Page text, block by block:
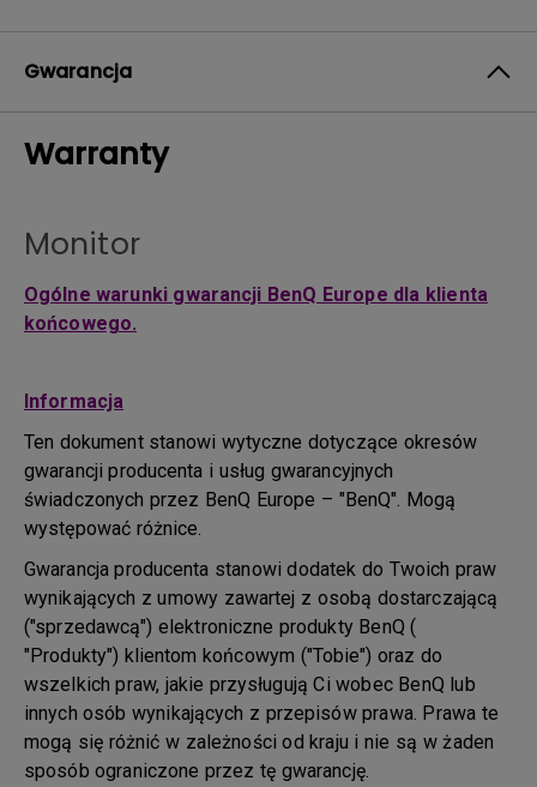
Gwarancja
Warranty
Monitor
Ogólne warunki gwarancji BenQ Europe dla klienta
końcowego.
Informacja
Ten dokument stanowi wytyczne dotyczące okresów
gwarancji producenta i usług gwarancyjnych
świadczonych przez BenQ Europe – "BenQ". Mogą
występować różnice.
Gwarancja producenta stanowi dodatek do Twoich praw
wynikających z umowy zawartej z osobą dostarczającą
("sprzedawcą") elektroniczne produkty BenQ (
"Produkty") klientom końcowym ("Tobie") oraz do
wszelkich praw, jakie przysługują Ci wobec BenQ lub
innych osób wynikających z przepisów prawa. Prawa te
mogą się różnić w zależności od kraju i nie są w żaden
sposób ograniczone przez tę gwarancję.